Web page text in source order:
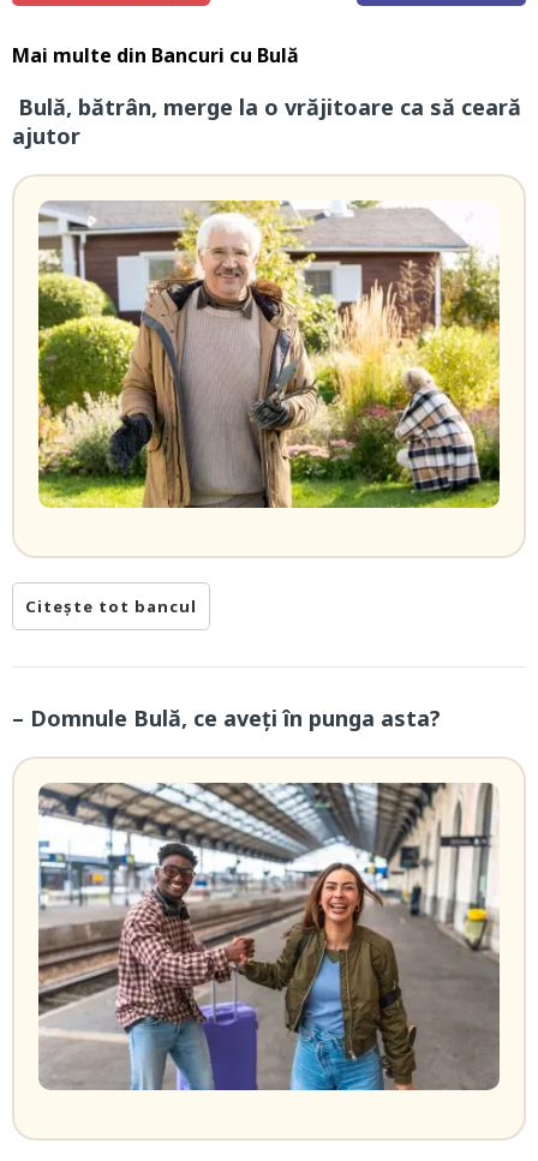
Mai multe din Bancuri cu Bulă
Bulă, bătrân, merge la o vrăjitoare ca să ceară
ajutor
Citește tot bancul
– Domnule Bulă, ce aveți în punga asta?